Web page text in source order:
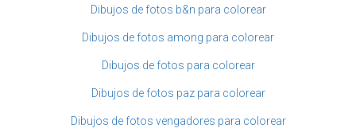
Dibujos de fotos b&n para colorear
Dibujos de fotos among para colorear
Dibujos de fotos para colorear
Dibujos de fotos paz para colorear
Dibujos de fotos vengadores para colorear